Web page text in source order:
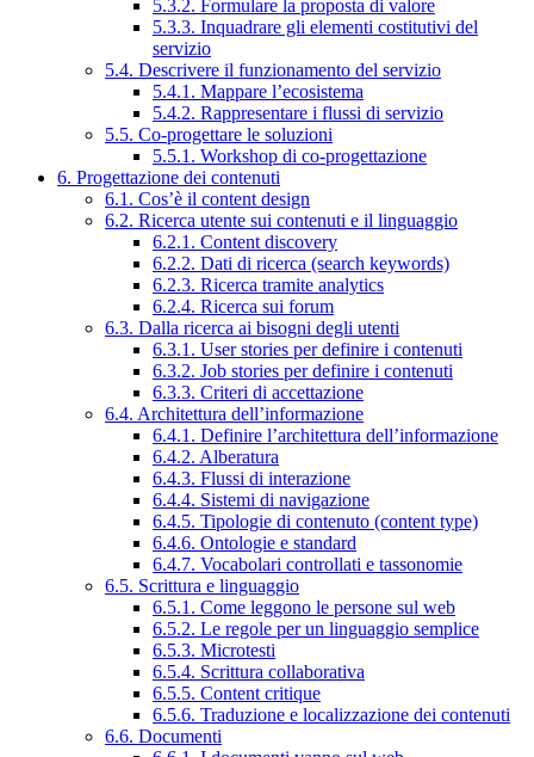
5.3.2. Formulare la proposta di valore
5.3.3. Inquadrare gli elementi costitutivi del
servizio
5.4. Descrivere il funzionamento del servizio
5.4.1. Mappare l’ecosistema
5.4.2. Rappresentare i flussi di servizio
5.5. Co-progettare le soluzioni
5.5.1. Workshop di co-progettazione
6. Progettazione dei contenuti
6.1. Cos’è il content design
6.2. Ricerca utente sui contenuti e il linguaggio
6.2.1. Content discovery
6.2.2. Dati di ricerca (search keywords)
6.2.3. Ricerca tramite analytics
6.2.4. Ricerca sui forum
6.3. Dalla ricerca ai bisogni degli utenti
6.3.1. User stories per definire i contenuti
6.3.2. Job stories per definire i contenuti
6.3.3. Criteri di accettazione
6.4. Architettura dell’informazione
6.4.1. Definire l’architettura dell’informazione
6.4.2. Alberatura
6.4.3. Flussi di interazione
6.4.4. Sistemi di navigazione
6.4.5. Tipologie di contenuto (content type)
6.4.6. Ontologie e standard
6.4.7. Vocabolari controllati e tassonomie
6.5. Scrittura e linguaggio
6.5.1. Come leggono le persone sul web
6.5.2. Le regole per un linguaggio semplice
6.5.3. Microtesti
6.5.4. Scrittura collaborativa
6.5.5. Content critique
6.5.6. Traduzione e localizzazione dei contenuti
6.6. Documenti